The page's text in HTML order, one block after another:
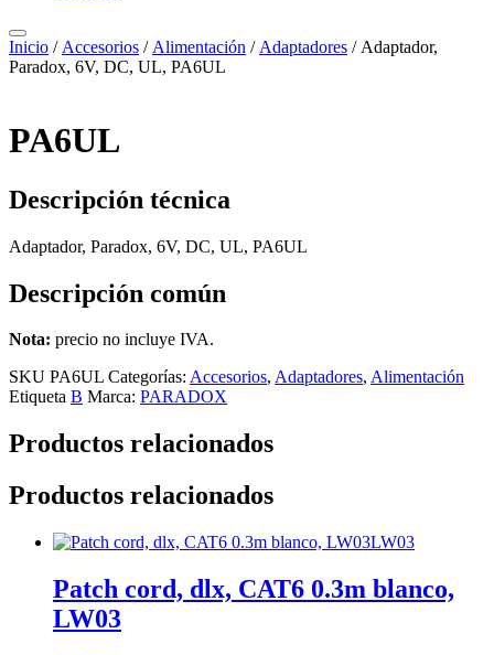
Inicio / Accesorios / Alimentación / Adaptadores / Adaptador,
Paradox, 6V, DC, UL, PA6UL
PA6UL
Descripción técnica
Adaptador, Paradox, 6V, DC, UL, PA6UL
Descripción común
Nota: precio no incluye IVA.
SKU PA6UL Categorías: Accesorios, Adaptadores, Alimentación
Etiqueta B Marca: PARADOX
Productos relacionados
Productos relacionados
LW03
Patch cord, dlx, CAT6 0.3m blanco,
LW03